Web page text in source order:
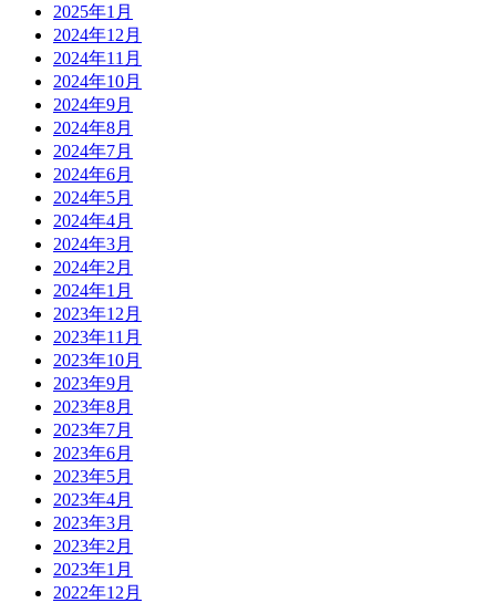
2025年1月
2024年12月
2024年11月
2024年10月
2024年9月
2024年8月
2024年7月
2024年6月
2024年5月
2024年4月
2024年3月
2024年2月
2024年1月
2023年12月
2023年11月
2023年10月
2023年9月
2023年8月
2023年7月
2023年6月
2023年5月
2023年4月
2023年3月
2023年2月
2023年1月
2022年12月